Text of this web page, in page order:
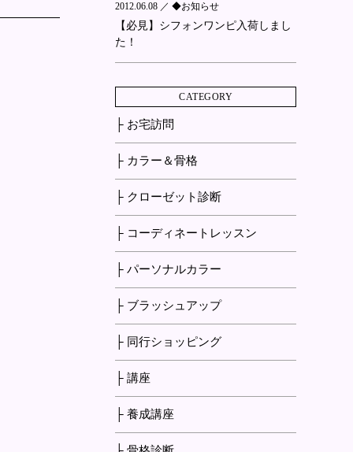
2012.06.08 ／ ◆お知らせ
【必見】シフォンワンピ入荷しまし
た！
CATEGORY
├ お宅訪問
├ カラー＆骨格
├ クローゼット診断
├ コーディネートレッスン
├ パーソナルカラー
├ ブラッシュアップ
├ 同行ショッピング
├ 講座
├ 養成講座